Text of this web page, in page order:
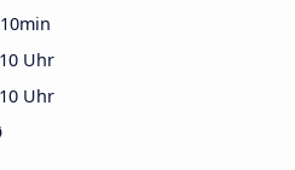
Uhr
Uhr